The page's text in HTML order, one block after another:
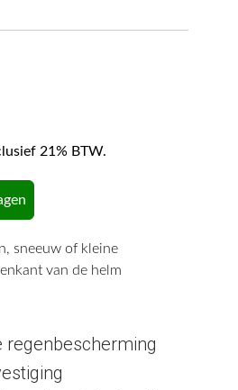
21% BTW.
sneeuw of kleine
van de helm
regenbescherming